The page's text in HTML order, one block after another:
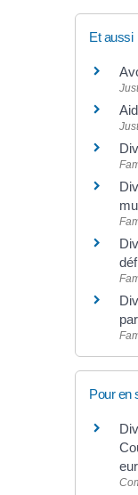
Et aussi
Pour en